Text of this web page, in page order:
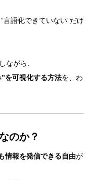
言語化できていない”だけ
ながら、
を可視化する方法を、わ
のか？
情報を発信できる自由が